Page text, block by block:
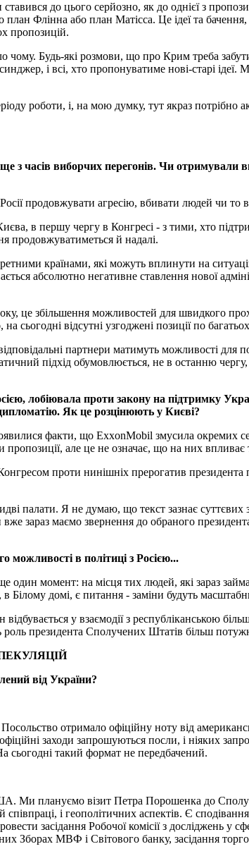
до цього серйозно, як до однієї з
Флінна або план Матісса. Це ідеї та
пропозицій.
чому. Будь-які розмови, що про Крим треба
і всі, хто пропонуватиме нові-старі ідеї.
роботи, і, на мою думку, тут якраз потрібно
часів виборчих перегонів. Чи отримували
продовжувати агресію, вбивати людей чи то
в першу чергу в Конгресі - з тими, хто
продовжуватиметься й надалі.
країнами, які можуть вплинути на
абсолютно негативне ставлення нової
це збільшення можливостей для швидкого
сьогодні відсутні узгоджені позиції по
партнери матимуть можливості для
підхід обумовлюється, не в останню
лобіювала проти закону на підтримку
Як це розцінюють у Києві?
факти, що ExxonMobil змусила окремих
але це не означає, що на них впливає
проти нинішніх прерогатив
палати. Я не думаю, що текст зазнає суттєвих
зараз маємо звернення до обраного
в політиці з Росією...
один момент: на місця тих людей, які зараз
Білому домі, є питання - заміни будуть
у взаємодії з республіканською
роль президента Сполучених Штатів більш
від України?
отримало офіційну ноту від
заходи запрошуються посли, і ніяких
сьогодні такий формат не передбачений.
Ми плануємо візит Петра Порошенка до
співпраці, і геополітичних аспектів. Є
засідання Робочої комісії з досліджень у
Зборах МВФ і Світового банку, засідання